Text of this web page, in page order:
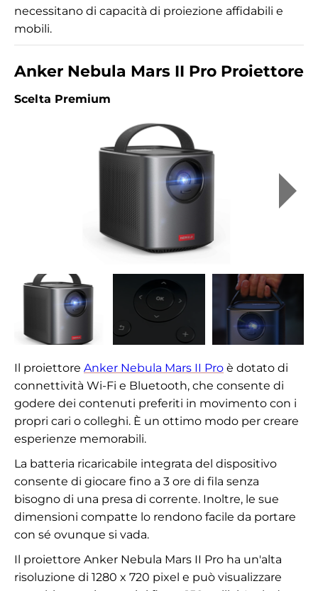
necessitano di capacità di proiezione affidabili e
mobili.
Anker Nebula Mars II Pro Proiettore
Scelta Premium
Il proiettore Anker Nebula Mars II Pro è dotato di
connettività Wi-Fi e Bluetooth, che consente di
godere dei contenuti preferiti in movimento con i
propri cari o colleghi. È un ottimo modo per creare
esperienze memorabili.
La batteria ricaricabile integrata del dispositivo
consente di giocare fino a 3 ore di fila senza
bisogno di una presa di corrente. Inoltre, le sue
dimensioni compatte lo rendono facile da portare
con sé ovunque si vada.
Il proiettore Anker Nebula Mars II Pro ha un'alta
risoluzione di 1280 x 720 pixel e può visualizzare